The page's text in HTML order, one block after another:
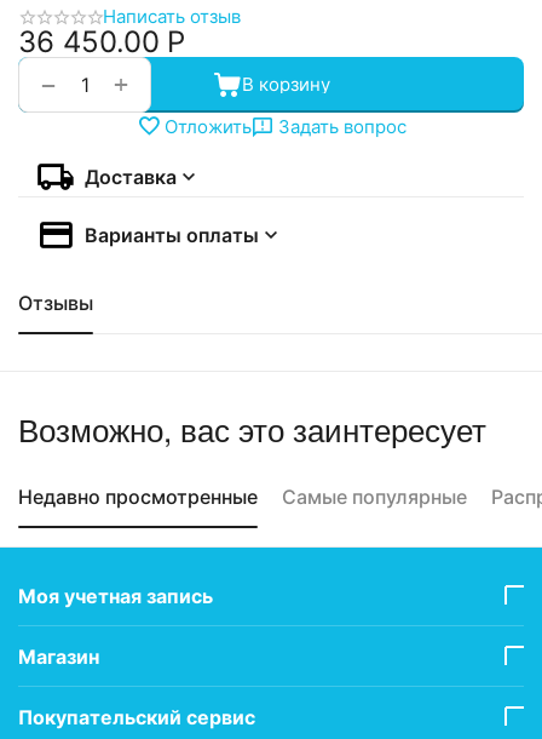
Написать отзыв
36 450.00 Р
+
−
В корзину
Отложить
Задать вопрос
Доставка
Варианты оплаты
Отзывы
Возможно, вас это заинтересует
Недавно просмотренные Самые популярные
Моя учетная запись
Магазин
Покупательский сервис